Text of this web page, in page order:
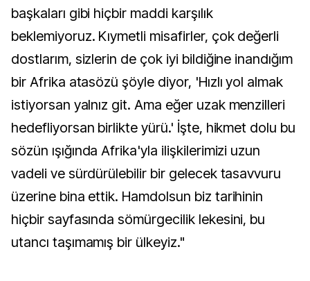
başkaları gibi hiçbir maddi karşılık
beklemiyoruz. Kıymetli misafirler, çok değerli
dostlarım, sizlerin de çok iyi bildiğine inandığım
bir Afrika atasözü şöyle diyor, 'Hızlı yol almak
istiyorsan yalnız git. Ama eğer uzak menzilleri
hedefliyorsan birlikte yürü.' İşte, hikmet dolu bu
sözün ışığında Afrika'yla ilişkilerimizi uzun
vadeli ve sürdürülebilir bir gelecek tasavvuru
üzerine bina ettik. Hamdolsun biz tarihinin
hiçbir sayfasında sömürgecilik lekesini, bu
utancı taşımamış bir ülkeyiz."